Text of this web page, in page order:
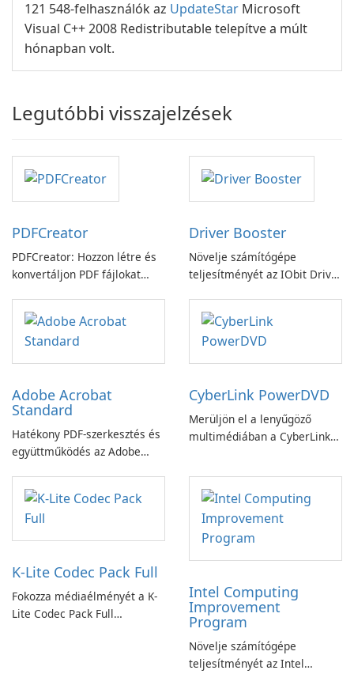
121 548-felhasználók az UpdateStar Microsoft
Visual C++ 2008 Redistributable telepítve a múlt
hónapban volt.
Legutóbbi visszajelzések
PDFCreator
PDFCreator: Hozzon létre és
konvertáljon PDF fájlokat
Driver Booster
Növelje számítógépe
teljesítményét az IObit Driver
Adobe Acrobat
Standard
Hatékony PDF-szerkesztés és
együttműködés az Adobe
alkalmazással.
CyberLink PowerDVD
Merüljön el a lenyűgöző
multimédiában a CyberLink
K-Lite Codec Pack Full
Fokozza médiaélményét a K-
Lite Codec Pack Full
Intel Computing
Improvement
Program
Növelje számítógépe
teljesítményét az Intel